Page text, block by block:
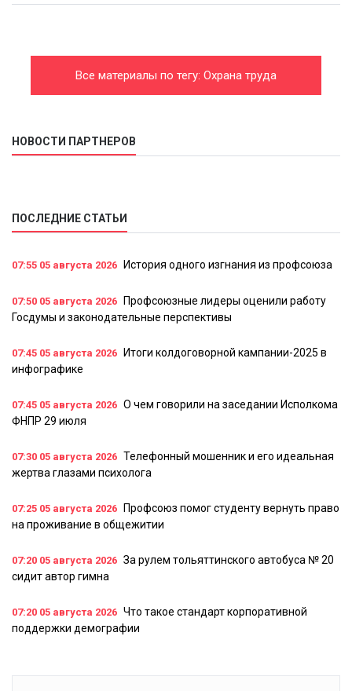
Все материалы по тегу: Охрана труда
НОВОСТИ ПАРТНЕРОВ
ПОСЛЕДНИЕ СТАТЬИ
07:55 05 августа 2026 История одного изгнания из профсоюза
07:50 05 августа 2026
Профсоюзные лидеры оценили работу
Госдумы и законодательные перспективы
07:45 05 августа 2026
Итоги колдоговорной кампании-2025 в
инфографике
07:45 05 августа 2026 О чем говорили на заседании Исполкома
ФНПР 29 июля
07:30 05 августа 2026 Телефонный мошенник и его идеальная
жертва глазами психолога
07:25 05 августа 2026
Профсоюз помог студенту вернуть право
на проживание в общежитии
07:20 05 августа 2026 За рулем тольяттинского автобуса № 20
сидит автор гимна
07:20 05 августа 2026 Что такое стандарт корпоративной
поддержки демографии